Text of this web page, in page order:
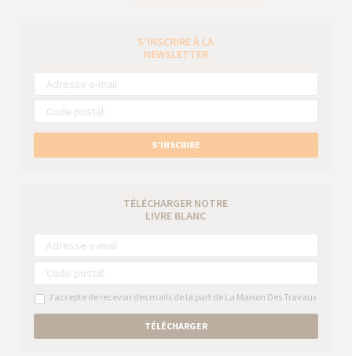
S’INSCRIRE À LA
NEWSLETTER
S’INSCRIRE
TÉLÉCHARGER NOTRE
LIVRE BLANC
J’accepte de recevoir des mails de la part de La Maison Des Travaux
TÉLÉCHARGER